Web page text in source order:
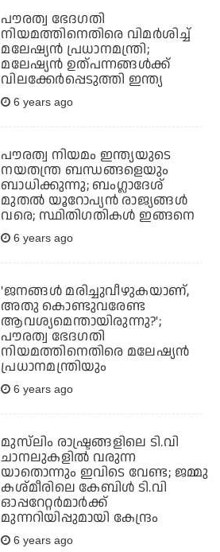
പൗരത്വ ഭേദഗതി
നിയമത്തിനെതിരെ വിമര്‍ശിച്ച്
മലേഷ്യന്‍ പ്രധാനമന്ത്രി;
മലേഷ്യന്‍ ഉത്പന്നങ്ങള്‍ക്ക്
വിലക്കേര്‍പ്പെടുത്തി ഇന്ത്യ
6 years ago
പൗരത്വ നിയമം ഇന്ത്യയുടെ
നയതന്ത്ര ബന്ധങ്ങളെയും
ബാധിക്കുന്നു; ബംഗ്ലാദേശ്
മുതല്‍ യൂറോപ്യന്‍ രാജ്യങ്ങള്‍
വരെ; സ്ഥിതിഗതികള്‍ ഇങ്ങനെ
6 years ago
'ജനങ്ങള്‍ മരിച്ചുവീഴുകയാണ്,
അതു കൊണ്ടുവരേണ്ട
ആവശ്യമെന്തായിരുന്നു?';
പൗരത്വ ഭേദഗതി
നിയമത്തിനെതിരെ മലേഷ്യന്‍
പ്രധാനമന്ത്രിയും
6 years ago
മുസ്‌ലിം രാഷ്ട്രങ്ങളിലെ ടി.വി
ചാനലുകളില്‍ വരുന്ന
യാതൊന്നും ഇവിടെ വേണ്ട; ജമ്മു
കശ്മീരിലെ കേബിള്‍ ടി.വി
ഓപ്പറേറ്റര്‍മാര്‍ക്ക്
മുന്നറിയിപ്പുമായി കേന്ദ്രം
6 years ago